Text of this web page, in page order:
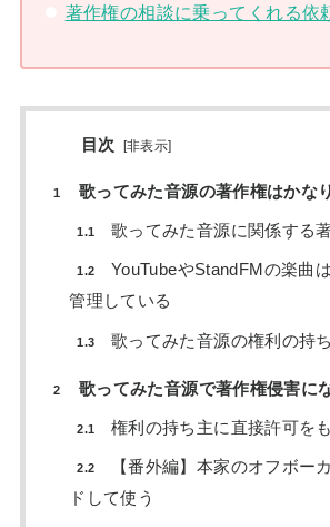
著作権の相談に乗ってくれる依
目次 [非表示]
1 歌ってみた音源の著作権はかな
1.1 歌ってみた音源に関係する
1.2
YouTubeやStandFMの楽曲
管理している
1.3 歌ってみた音源の権利の持
2 歌ってみた音源で著作権侵害に
2.1 権利の持ち主に直接許可を
2.2
【番外編】本家のオフボー
ドして使う